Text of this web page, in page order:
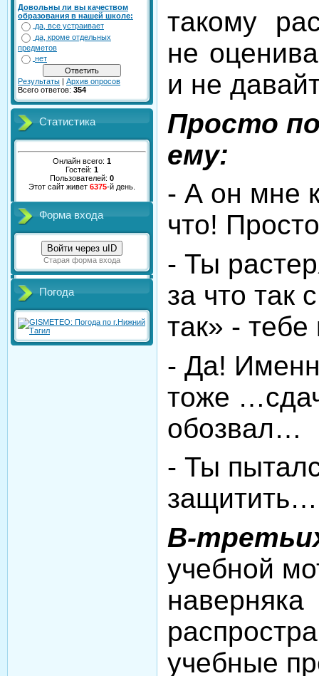
Довольны ли вы качеством
образования в нашей школе:
да, все устраивает
да, кроме отдельных
предметов
нет
Результаты | Архив опросов
Всего ответов: 354
Статистика
Онлайн всего: 1
Гостей: 1
Пользователей: 0
Этот сайт живет 6375-й день.
Форма входа
Войти через uID
Старая форма входа
Погода
такому
не
и не
Просто
ему:
- А он мне
что!
- Ты
за что так
так» -
- Да!
тоже
обозвал…
- Ты
защитить…
В-
учебной
наверняка
учебные